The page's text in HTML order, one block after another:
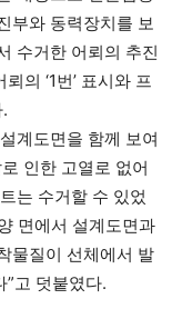
부와 동력장치를 보
수거한 어뢰의 추진
의 ‘1번’ 표시와 프
계도면을 함께 보여
인한 고열로 없어
는 수거할 수 있었
면에서 설계도면과
물질이 선체에서 발
고 덧붙였다.